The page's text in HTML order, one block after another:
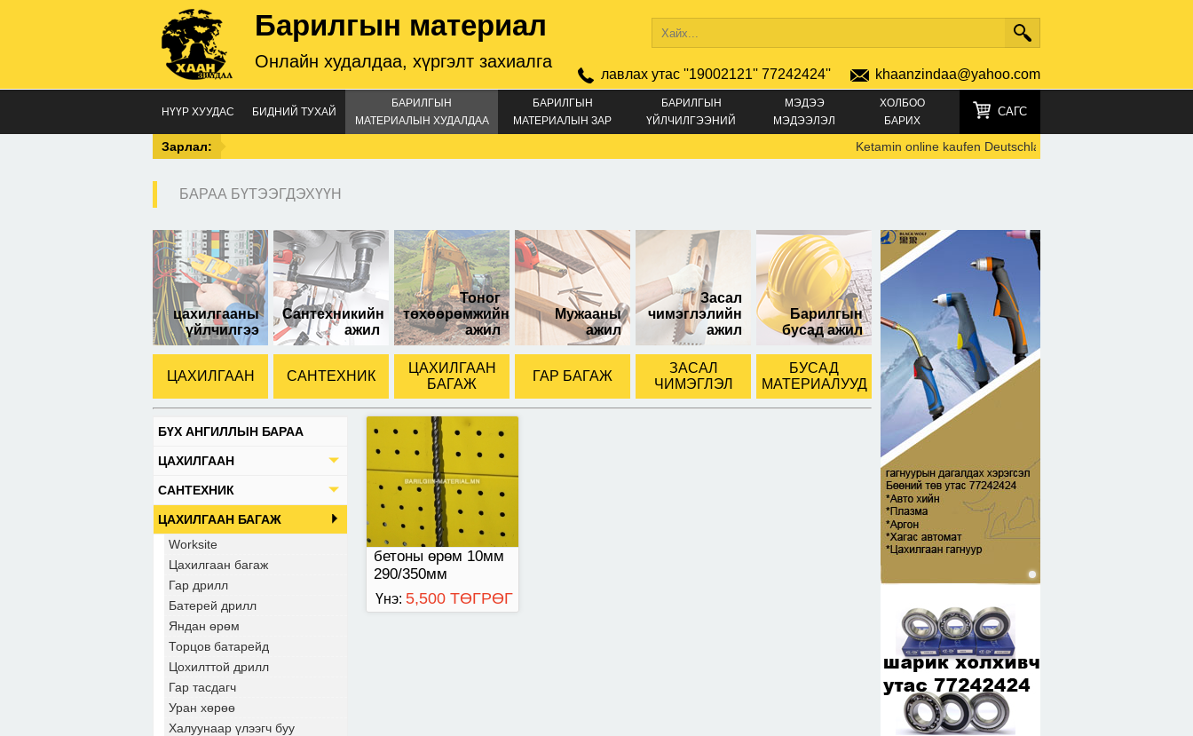
Барилгын материал
Онлайн худалдаа, хүргэлт захиалга
лавлах утас ''19002121'' 77242424'' khaanzindaa@yahoo.com
НҮҮР ХУУДАС БИДНИЙ ТУХАЙ
БАРИЛГЫН
МАТЕРИАЛЫН ХУДАЛДАА
БАРИЛГЫН
МАТЕРИАЛЫН ЗАР
БАРИЛГЫН
ҮЙЛЧИЛГЭЭНИЙ
МЭДЭЭ
МЭДЭЭЛЭЛ
ХОЛБОО
БАРИХ
САГС
Зарлал: Ketamin online kaufen Deutschland TELEGRAMM
БАРАА БҮТЭЭГДЭХҮҮН
цахилгааны
үйлчилгээ
Сантехникийн
ажил
Тоног
төхөөрөмжийн
ажил
Мужааны
ажил
Засал
чимэглэлийн
ажил
Барилгын
бусад ажил
ЦАХИЛГААН САНТЕХНИК
ЦАХИЛГААН
БАГАЖ
ГАР БАГАЖ
ЗАСАЛ
ЧИМЭГЛЭЛ
БУСАД
МАТЕРИАЛУУД
БҮХ АНГИЛЛЫН БАРАА
ЦАХИЛГААН
САНТЕХНИК
ЦАХИЛГААН БАГАЖ
Worksite
Цахилгаан багаж
Гар дрилл
Батерей дрилл
Яндан өрөм
Торцов батарейд
Цохилттой дрилл
Гар тасдагч
Уран хөрөө
Халуунаар үлээгч буу
бетоны өрөм 10мм
290/350мм
кен оролттой
Үнэ: 5,500 ТӨГРӨГ